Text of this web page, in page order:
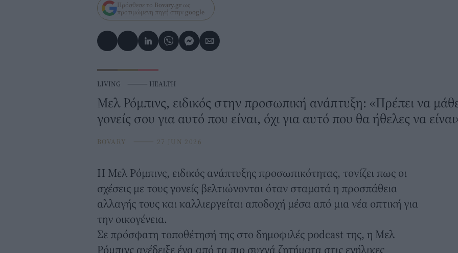
Πρόσθεσε το Bovary.gr ως
προτιμώμενη πηγή στην google
LIVING ⸻ HEALTH
Μελ Ρόμπινς, ειδικός στην προσωπική ανάπτυξη: «Πρέπει να
γονείς σου για αυτό που είναι, όχι για αυτό που θα ήθελες να
BOVARY ⸻ 27 JUN 2026
Η Μελ Ρόμπινς, ειδικός ανάπτυξης προσωπικότητας, τονίζει πως οι
σχέσεις με τουςγονείς βελτιώνονται όταν σταματά η προσπάθεια
αλλαγής τους και καλλιεργείται αποδοχή μέσα από μια νέα οπτική για
την οικογένεια.
Σε πρόσφατη τοποθέτησή της στο δημοφιλές podcast της, η Μελ
Ρόμπινς ανέδειξε ένα από τα πιο συχνά ζητήματα στις ενήλικες